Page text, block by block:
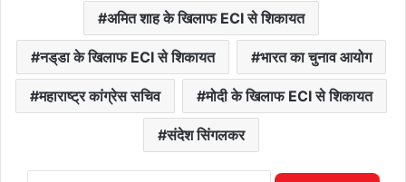
अमित शाह के खिलाफ ECI से शिकायत
नड्‌डा के खिलाफ ECI से शिकायत भारत का चुनाव आयोग
महाराष्ट्र कांग्रेस सचिव मोदी के खिलाफ ECI से शिकायत
संदेश सिंगलकर